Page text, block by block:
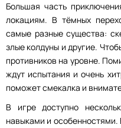
Большая часть
локациям. В тёмных
самые разные существа:
злые колдуны и другие.
противников на уровне.
ждут испытания и очень
поможет смекалка и
В игре доступно
навыками и